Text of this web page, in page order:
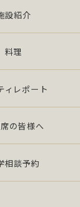
項」に準
厳正な管理
15001：
（平成 17
」及び社団
、その他
」・「徹
設紹介
料理
ィレポート
の皆様へ
相談予約